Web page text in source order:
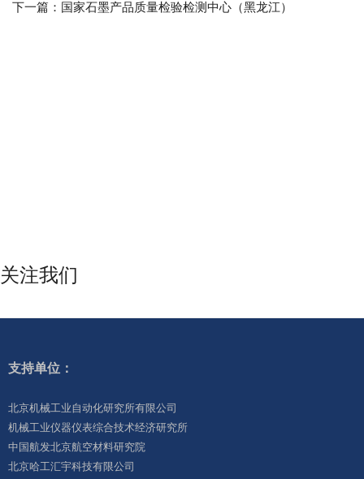
下一篇： 国家石墨产品质量检验检测中心（黑龙江）
关注我们
支持单位：
北京机械工业自动化研究所有限公司
机械工业仪器仪表综合技术经济研究所
中国航发北京航空材料研究院
北京哈工汇宇科技有限公司